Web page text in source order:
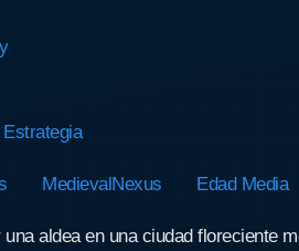
Estrategia
MedievalNexus Edad Media
aldea en una ciudad floreciente